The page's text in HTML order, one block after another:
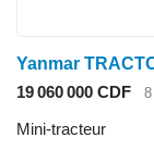
Yanmar
19 060 000 CDF
Mini-tracteur